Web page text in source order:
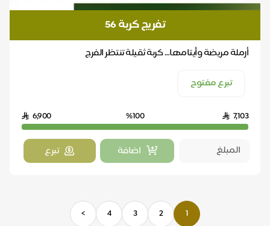
تفريج كربة 56
أرملة مريضة وأيتامها… كربة ثقيلة تنتظر الفرج
تبرع مفتوح
7,103
%100
6,900
اضافة تبرع
1
2
3
4
>